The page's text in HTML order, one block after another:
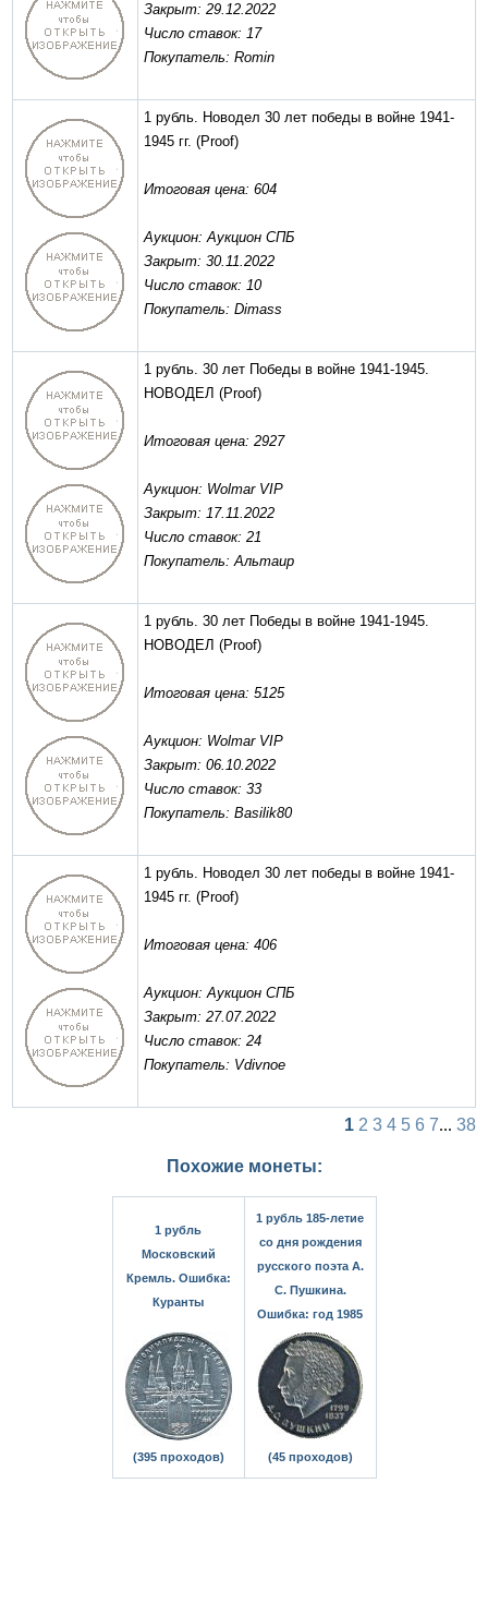
Закрыт: 29.12.2022
Число ставок: 17
Покупатель: Romin
1 рубль. Новодел 30 лет победы в войне 1941-
1945 гг. (Proof)
Итоговая цена: 604
Аукцион: Аукцион СПБ
Закрыт: 30.11.2022
Число ставок: 10
Покупатель: Dimass
1 рубль. 30 лет Победы в войне 1941-1945.
НОВОДЕЛ (Proof)
Итоговая цена: 2927
Аукцион: Wolmar VIP
Закрыт: 17.11.2022
Число ставок: 21
Покупатель: Альтаир
1 рубль. 30 лет Победы в войне 1941-1945.
НОВОДЕЛ (Proof)
Итоговая цена: 5125
Аукцион: Wolmar VIP
Закрыт: 06.10.2022
Число ставок: 33
Покупатель: Basilik80
1 рубль. Новодел 30 лет победы в войне 1941-
1945 гг. (Proof)
Итоговая цена: 406
Аукцион: Аукцион СПБ
Закрыт: 27.07.2022
Число ставок: 24
Покупатель: Vdivnoe
1 2 3 4 5 6 7... 38
Похожие монеты:
1 рубль
Московский
Кремль. Ошибка:
Куранты
(395 проходов)
1 рубль 185-летие
со дня рождения
русского поэта А.
С. Пушкина.
Ошибка: год 1985
(45 проходов)